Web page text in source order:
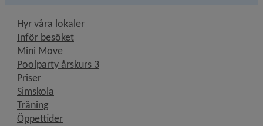
Hyr våra lokaler
Inför besöket
Mini Move
Poolparty årskurs 3
Priser
Simskola
Träning
Öppettider